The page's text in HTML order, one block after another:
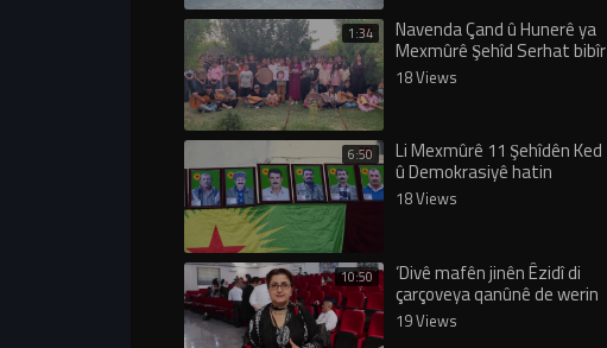
1:34 Navenda Çand û Hunerê ya
Mexmûrê Şehîd Serhat bibîr
anî
18 Views
6:50 Li Mexmûrê 11 Şehîdên Ked
û Demokrasiyê hatin
bibîranîn
18 Views
10:50 ‘Divê mafên jinên Êzidî di
çarçoveya qanûnê de werin
parastin’
19 Views